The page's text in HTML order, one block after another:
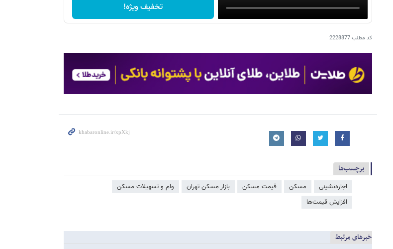
تخفیف ویژه!
کد مطلب2228877
برچسب‌ها
اجاره‌نشینی مسکن قیمت مسکن بازار مسکن تهران
وام و تسهیلات مسکن
افزایش قیمت‌ها
خبرهای مرتبط